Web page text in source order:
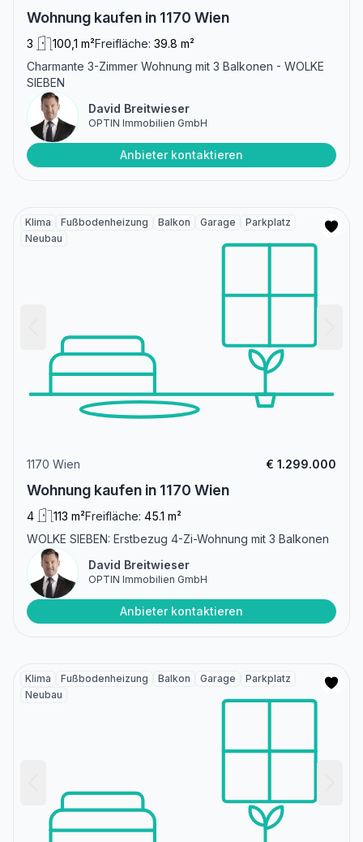
Wohnung kaufen in 1170 Wien
3 100,1 m²Freifläche: 39.8 m²
Charmante 3-Zimmer Wohnung mit 3 Balkonen - WOLKE
SIEBEN
David Breitwieser
OPTIN Immobilien GmbH
Anbieter kontaktieren
Klima Fußbodenheizung Balkon Garage
Parkplatz
Neubau
1170 Wien € 1.299.000
Wohnung kaufen in 1170 Wien
4 113 m²Freifläche: 45.1 m²
WOLKE SIEBEN: Erstbezug 4-Zi-Wohnung mit 3 Balkonen
David Breitwieser
OPTIN Immobilien GmbH
Anbieter kontaktieren
Klima Fußbodenheizung Balkon Garage
Parkplatz
Neubau